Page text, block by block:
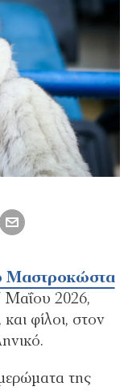
Μαΐου 2026,
και φίλοι, στον
της